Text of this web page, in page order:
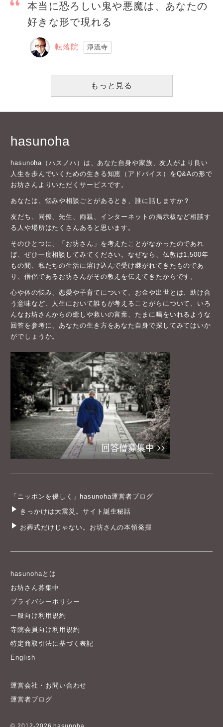
本当に恐ろしい鬼や悪魔は、あなたの
好きな形で現れる
転落院 淨流寺
もっと見る
hasunoha
hasunoha（ハスノハ）は、あなた自身や家族、友人がより良い
人生を歩んでいくための生きる知恵（アドバイス）をQ&Aの形で
お坊さんよりいただくサービスです。
あなたは、悩みや相談ごとがあるとき、誰に話しますか？
友だち、同僚、先生、両親、インターネットの掲示板など相談す
る人や場所はたくさんあると思います。
そのひとつに、「お坊さん」を考えたことがなかったのであれ
ば、ぜひ一度相談してみてください。なぜなら、仏教は1,500年
もの間、私たちの生活に溶け込んで受け継がれてきたものであ
り、僧侶であるお坊さんがその教えを伝えてきたからです。
心や体の悩み、恋愛や子育てについて、お金や出世とは、助け合
う意味など、人生において誰もが考えることがらについて、いろ
んなお坊さんからの癒しや救いの言葉、たまに喝をいれるような
回答を参考に、あなたの生き方をあなた自身で探してみてはいか
がでしょうか。
「ニッポンを優しく」hasunoha運営者ブログ
きっかけは大震災。サイト誕生秘話
お葬式だけじゃない。お坊さんの本領発揮
hasunohaとは
お坊さん募集中
プライバシーポリシー
一般向け利用規約
寺院会員向け利用規約
特定商取引法に基づく表記
English
運営会社・お問い合わせ
運営者ブログ